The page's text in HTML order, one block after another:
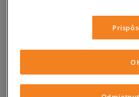
Ak bude položka opäť dostupná,
ZISTIŤ DOSTUPNOSŤ V